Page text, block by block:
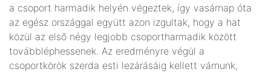
a csoport harmadik helyén végeztek, így vasárnap óta
az egész országgal együtt azon izgultak, hogy a hat
közül az első négy legjobb csoportharmadik között
továbbléphessenek. Az eredményre végül a
csoportkörök szerda esti lezárásáig kellett várnunk,